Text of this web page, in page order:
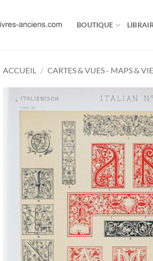
BOUTIQUE
ACCUEIL / CARTES & VUES - MAPS &